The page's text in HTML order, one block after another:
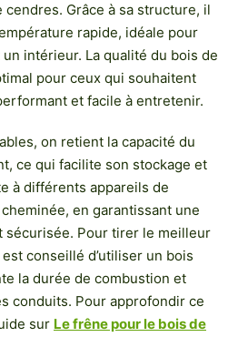
Grâce à sa structure, il
rapide, idéale pour
intérieur. La qualité du bois de
pour ceux qui souhaitent
et facile à entretenir.
on retient la capacité du
ce qui facilite son stockage et
à différents appareils de
en garantissant une
Pour tirer le meilleur
conseillé d’utiliser un bois
la durée de combustion et
conduits. Pour approfondir ce
sur Le frêne pour le bois de